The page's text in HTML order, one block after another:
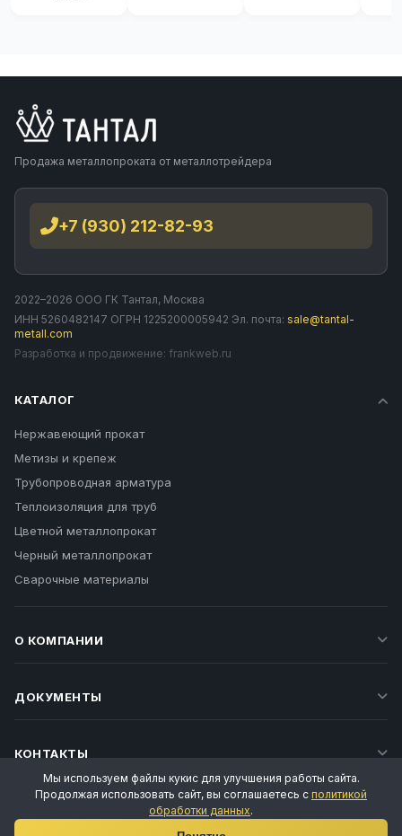
Продажа металлопроката от металлотрейдера
+7 (930) 212-82-93
2022–2026 ООО ГК Тантал, Москва
ИНН 5260482147 ОГРН 1225200005942 Эл. почта: sale@tantal-
metall.com
Разработка и продвижение: frankweb.ru
КАТАЛОГ
Нержавеющий прокат
Метизы и крепеж
Трубопроводная арматура
Теплоизоляция для труб
Цветной металлопрокат
Черный металлопрокат
Сварочные материалы
О КОМПАНИИ
ДОКУМЕНТЫ
КОНТАКТЫ
Мы используем файлы кукис для улучшения работы сайта.
Продолжая использовать сайт, вы соглашаетесь с политикой
обработки данных.